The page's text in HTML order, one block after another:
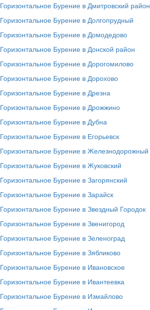
Горизонтальное Бурение в Дмитровский район
Горизонтальное Бурение в Долгопрудный
Горизонтальное Бурение в Домодедово
Горизонтальное Бурение в Донской район
Горизонтальное Бурение в Дорогомилово
Горизонтальное Бурение в Дорохово
Горизонтальное Бурение в Дрезна
Горизонтальное Бурение в Дрожжино
Горизонтальное Бурение в Дубна
Горизонтальное Бурение в Егорьевск
Горизонтальное Бурение в Железнодорожный
Горизонтальное Бурение в Жуковский
Горизонтальное Бурение в Загорянский
Горизонтальное Бурение в Зарайск
Горизонтальное Бурение в Звездный Городок
Горизонтальное Бурение в Звенигород
Горизонтальное Бурение в Зеленоград
Горизонтальное Бурение в Зябликово
Горизонтальное Бурение в Ивановское
Горизонтальное Бурение в Ивантеевка
Горизонтальное Бурение в Измайлово